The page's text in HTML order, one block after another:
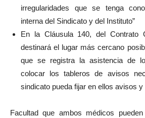
irregularidades que se tenga
interna del Sindicato y del Instituto”
En la Cláusula 140, del Contrato
destinará el lugar más cercano
que se registra la asistencia de
colocar los tableros de avisos
sindicato pueda fijar en ellos avisos y
Facultad que ambos médicos